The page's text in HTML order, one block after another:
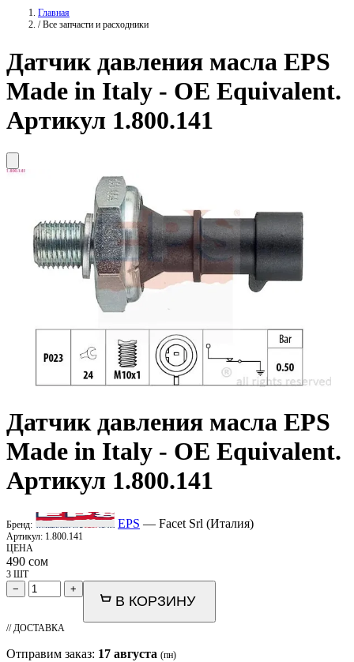
Главная
/ Все запчасти и расходники
Датчик давления масла EPS
Made in Italy - OE Equivalent.
Артикул 1.800.141
Датчик давления масла EPS
Made in Italy - OE Equivalent.
Артикул 1.800.141
Бренд: EPS — Facet Srl (Италия)
Артикул: 1.800.141
ЦЕНА
490 сом
3 ШТ
− +
В КОРЗИНУ
// ДОСТАВКА
Отправим заказ: 17 августа (пн)